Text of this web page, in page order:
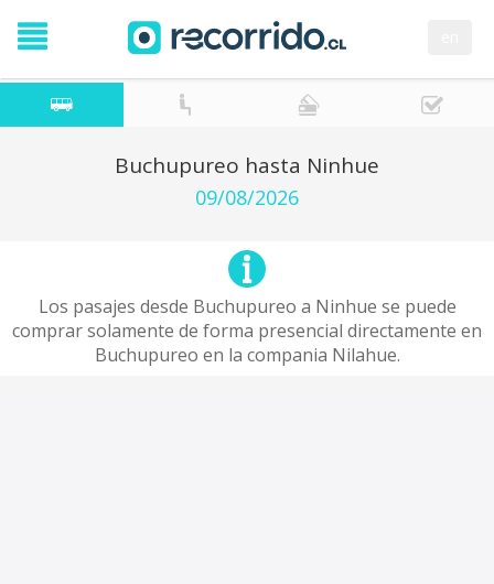
Buchupureo hasta Ninhue
09/08/2026
Los pasajes desde Buchupureo a Ninhue se puede
comprar solamente de forma presencial directamente en
Buchupureo en la compania Nilahue.